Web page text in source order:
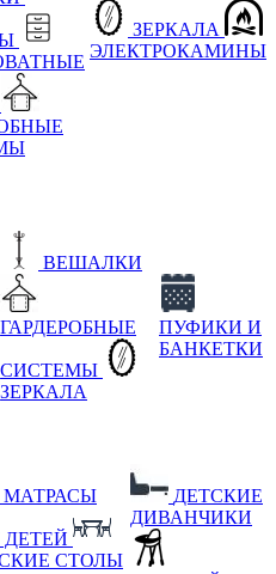
ЗЕРКАЛА
ЭЛЕКТРОКАМИНЫ
ВЕШАЛКИ
ГАРДЕРОБНЫЕ
СИСТЕМЫ
ЗЕРКАЛА
ПУФИКИ И
БАНКЕТКИ
МАТРАСЫ
ДЕТЕЙ
СТОЛЫ
ДЕТСКИЕ
ДИВАНЧИКИ